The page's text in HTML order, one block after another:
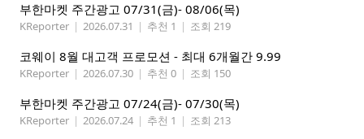
부한마켓 주간광고 07/31(금)- 08/06(목)
KReporter | 2026.07.31 | 추천 1 | 조회 219
코웨이 8월 대고객 프로모션 - 최대 6개월간 9.99
KReporter | 2026.07.30 | 추천 0 | 조회 150
부한마켓 주간광고 07/24(금)- 07/30(목)
KReporter | 2026.07.24 | 추천 1 | 조회 213